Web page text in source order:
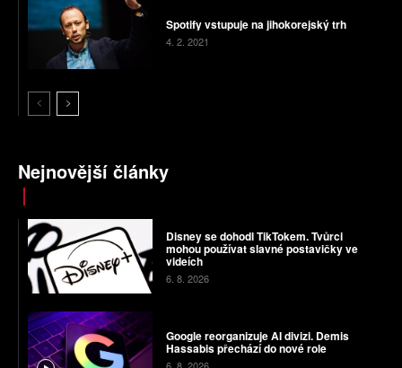
Spotify vstupuje na jihokorejský trh
4. 2. 2021
Nejnovější články
Disney se dohodl TikTokem. Tvůrci
mohou používat slavné postavičky ve
videích
6. 8. 2026
Google reorganizuje AI divizi. Demis
Hassabis přechází do nové role
6. 8. 2026